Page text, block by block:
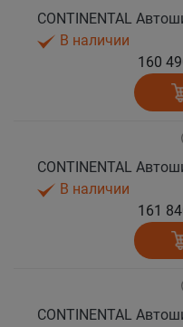
В наличии
160
В наличии
161